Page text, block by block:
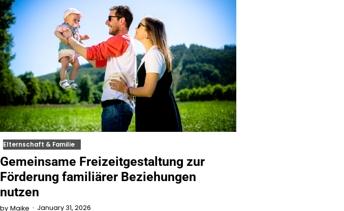
Elternschaft & Familie
Gemeinsame Freizeitgestaltung zur
Förderung familiärer Beziehungen
nutzen
by Maike January 31, 2026